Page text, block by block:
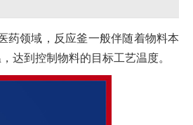
药领域，反应釜一般伴随着物料本
达到控制物料的目标工艺温度。